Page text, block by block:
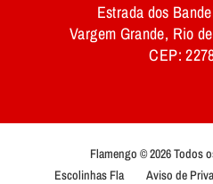
Estrada dos
Vargem Grande, Rio
CEP:
Flamengo © 2026 Todos
Escolinhas Fla
Aviso de